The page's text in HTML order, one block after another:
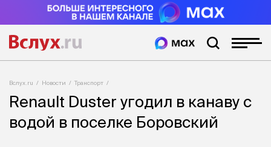
Вслух.ru Новости Транспорт
Renault Duster угодил в канаву с
водой в поселке Боровский